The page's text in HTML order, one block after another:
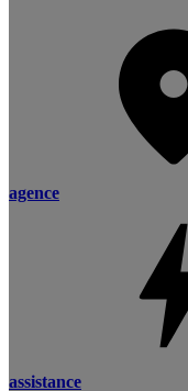
agence
assistance